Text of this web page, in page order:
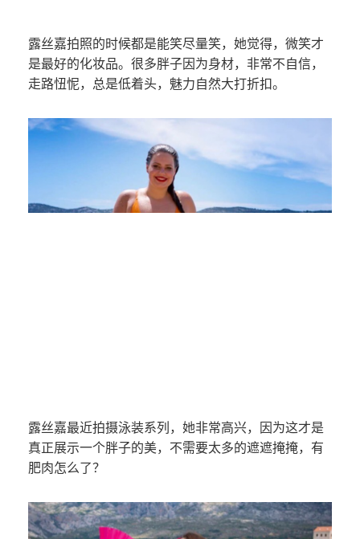
露丝嘉拍照的时候都是能笑尽量笑，她觉得，微笑才
是最好的化妆品。很多胖子因为身材，非常不自信，
走路忸怩，总是低着头，魅力自然大打折扣。
露丝嘉最近拍摄泳装系列，她非常高兴，因为这才是
真正展示一个胖子的美，不需要太多的遮遮掩掩，有
肥肉怎么了？